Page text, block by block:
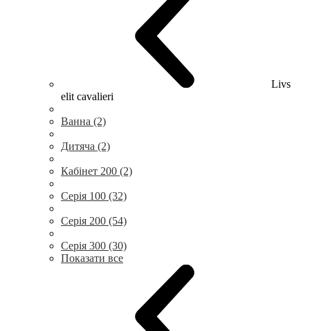
Livs
elit cavalieri
Ванна (2)
Дитяча (2)
Кабінет 200 (2)
Серія 100 (32)
Серія 200 (54)
Серія 300 (30)
Показати все